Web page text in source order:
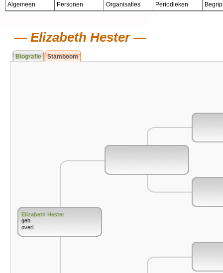
Algemeen Personen Organisaties Periodieken
Elizabeth Hester
Biografie Stamboom
Elizabeth Hester
geb.
overl.